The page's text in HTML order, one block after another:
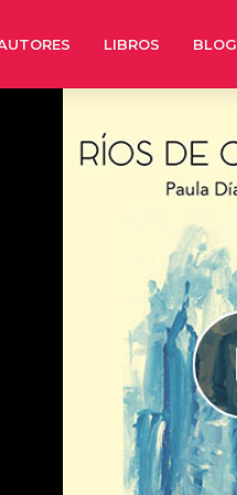
LIBROS BLOG